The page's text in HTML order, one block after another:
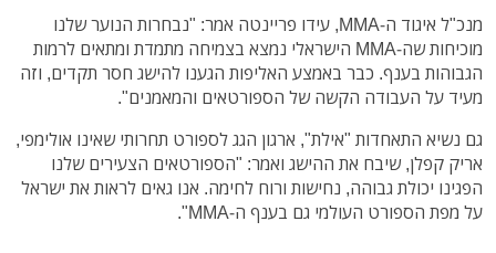
מנכ"ל איגוד ה-MMA, עידו פריינטה אמר: "נבחרות הנוער שלנו
מוכיחות שה-MMA הישראלי נמצא בצמיחה מתמדת ומתאים לרמות
הגבוהות בענף. כבר באמצע האליפות הגענו להישג חסר תקדים, וזה
מעיד על העבודה הקשה של הספורטאים והמאמנים".
גם נשיא התאחדות "אילת", ארגון הגג לספורט תחרותי שאינו אולימפי,
אריק קפלן, שיבח את ההישג ואמר: "הספורטאים הצעירים שלנו
הפגינו יכולת גבוהה, נחישות ורוח לחימה. אנו גאים לראות את ישראל
על מפת הספורט העולמי גם בענף ה-MMA".